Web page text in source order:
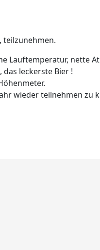
teilzunehmen.
Lauftemperatur, nette
leckerste Bier !
wieder teilnehmen zu